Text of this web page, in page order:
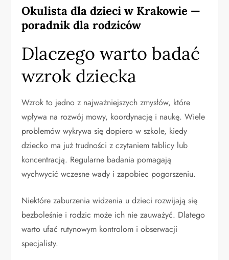
Okulista dla dzieci w Krakowie —
poradnik dla rodziców
Dlaczego warto badać
wzrok dziecka
Wzrok to jedno z najważniejszych zmysłów, które
wpływa na rozwój mowy, koordynację i naukę. Wiele
problemów wykrywa się dopiero w szkole, kiedy
dziecko ma już trudności z czytaniem tablicy lub
koncentracją. Regularne badania pomagają
wychwycić wczesne wady i zapobiec pogorszeniu.
Niektóre zaburzenia widzenia u dzieci rozwijają się
bezboleśnie i rodzic może ich nie zauważyć. Dlatego
warto ufać rutynowym kontrolom i obserwacji
specjalisty.